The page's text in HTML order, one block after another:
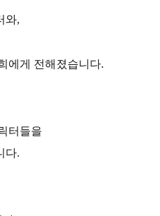
와,
에게 전해졌습니다.
터들을
다.